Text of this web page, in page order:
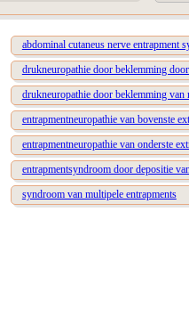
abdominal cutaneus nerve entrapment
drukneuropathie door beklemming
drukneuropathie door beklemming
entrapmentneuropathie van bovenste
entrapmentneuropathie van onderste
entrapmentsyndroom door depositie
syndroom van multipele entrapments